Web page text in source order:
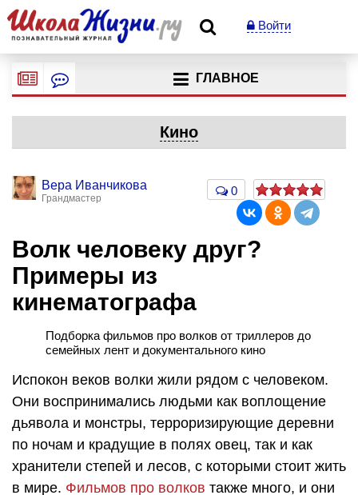
Войти
ГЛАВНОЕ
Кино
Вера Иванчикова
Грандмастер
0
Волк человеку друг?
Примеры из
кинематографа
Подборка фильмов про волков от триллеров до
семейных лент и документального кино
Испокон веков волки жили рядом с человеком.
Они воспринимались людьми как воплощение
дьявола и монстры, терроризирующие деревни
по ночам и крадущие в полях овец, так и как
хранители степей и лесов, с которыми стоит жить
в мире. Фильмов про волков также много, и они